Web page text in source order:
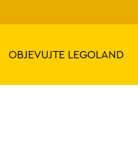
OBJEVUJTE LEGOLAND